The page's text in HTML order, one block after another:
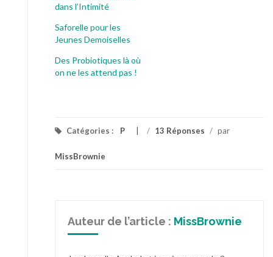
dans l’Intimité
Saforelle pour les
Jeunes Demoiselles
Des Probiotiques là où
on ne les attend pas !
Catégories : P / 13 Réponses / par
MissBrownie
Auteur de l’article : MissBrownie